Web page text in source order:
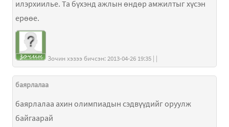
илэрхиилье. Та бүхэнд ажлын өндөр амжилтыг хүсэн
ерөөе.
Зочин хэзээ бичсэн: 2013-04-26 19:35 | |
баярлалаа
баярлалаа ахин олимпиадын сэдвүүдийг оруулж
байгаарай